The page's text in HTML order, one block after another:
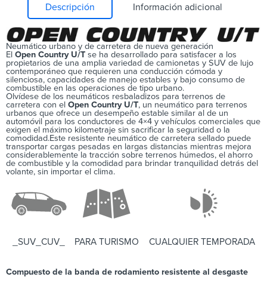
Descripción Información adicional
Neumático urbano y de carretera de nueva generación
El Open Country U/T se ha desarrollado para satisfacer a los
propietarios de una amplia variedad de camionetas y SUV de lujo
contemporáneo que requieren una conducción cómoda y
silenciosa, capacidades de manejo estables y bajo consumo de
combustible en las operaciones de tipo urbano.
Olvídese de los neumáticos resbaladizos para terrenos de
carretera con el Open Country U/T, un neumático para terrenos
urbanos que ofrece un desempeño estable similar al de un
automóvil para los conductores de 4×4 y vehículos comerciales que
exigen el máximo kilometraje sin sacrificar la seguridad o la
comodidad.Este resistente neumático de carretera sellado puede
transportar cargas pesadas en largas distancias mientras mejora
considerablemente la tracción sobre terrenos húmedos, el ahorro
de combustible y la comodidad para brindar tranquilidad detrás del
volante, sin importar el clima.
_SUV_CUV_ PARA TURISMO CUALQUIER TEMPORADA
Compuesto de la banda de rodamiento resistente al desgaste